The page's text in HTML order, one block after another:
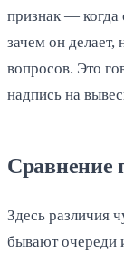
признак — когда
зачем он делает,
вопросов. Это
надпись на
Сравнение
Здесь различия
бывают очереди